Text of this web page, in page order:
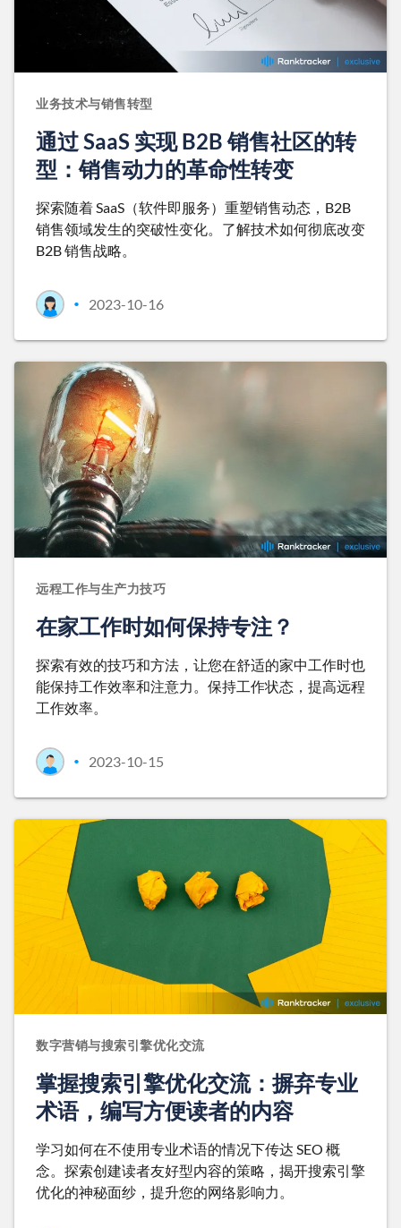
业务技术与销售转型
通过 SaaS 实现 B2B 销售社区的转
型：销售动力的革命性转变
探索随着 SaaS（软件即服务）重塑销售动态，B2B
销售领域发生的突破性变化。了解技术如何彻底改变
B2B 销售战略。
• 2023-10-16
远程工作与生产力技巧
在家工作时如何保持专注？
探索有效的技巧和方法，让您在舒适的家中工作时也
能保持工作效率和注意力。保持工作状态，提高远程
工作效率。
• 2023-10-15
数字营销与搜索引擎优化交流
掌握搜索引擎优化交流：摒弃专业
术语，编写方便读者的内容
学习如何在不使用专业术语的情况下传达 SEO 概
念。探索创建读者友好型内容的策略，揭开搜索引擎
优化的神秘面纱，提升您的网络影响力。